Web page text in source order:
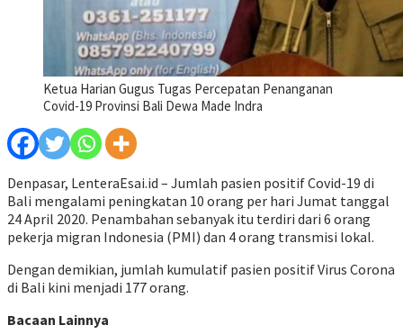
Ketua Harian Gugus Tugas Percepatan Penanganan
Covid-19 Provinsi Bali Dewa Made Indra
Denpasar, LenteraEsai.id – Jumlah pasien positif Covid-19 di
Bali mengalami peningkatan 10 orang per hari Jumat tanggal
24 April 2020. Penambahan sebanyak itu terdiri dari 6 orang
pekerja migran Indonesia (PMI) dan 4 orang transmisi lokal.
Dengan demikian, jumlah kumulatif pasien positif Virus Corona
di Bali kini menjadi 177 orang.
Bacaan Lainnya